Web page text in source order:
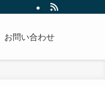
お問い合わせ